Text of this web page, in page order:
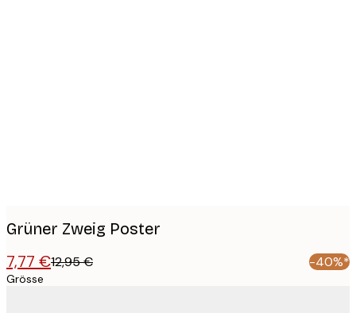
Grüner Zweig Poster
7,77 €12,95 € -40%*
Grösse